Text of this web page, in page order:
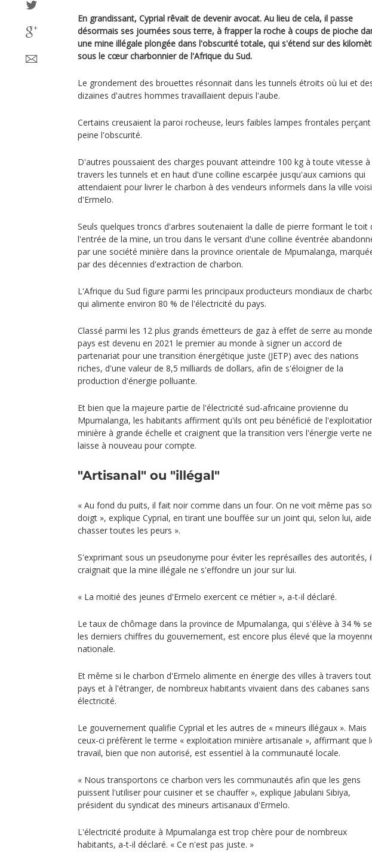
En grandissant, Cyprial rêvait de devenir avocat. Au lieu de cela, il passe
désormais ses journées sous terre, à frapper la roche à coups de pioche
une mine illégale plongée dans l'obscurité totale, qui s'étend sur des
sous le cœur charbonnier de l'Afrique du Sud.
Le grondement des brouettes résonnait dans les tunnels étroits où lui et
dizaines d'autres hommes travaillaient depuis l'aube.
Certains creusaient la paroi rocheuse, leurs faibles lampes frontales perçant
peine l'obscurité.
D'autres poussaient des charges pouvant atteindre 100 kg à toute vitesse à
travers les tunnels et en haut d'une colline escarpée jusqu'aux camions qui
attendaient pour livrer le charbon à des vendeurs informels dans la ville
d'Ermelo.
Seuls quelques troncs d'arbres soutenaient la dalle de pierre formant le toit
l'entrée de la mine, un trou dans le versant d'une colline éventrée
par une société minière dans la province orientale de Mpumalanga,
par des décennies d'extraction de charbon.
L'Afrique du Sud figure parmi les principaux producteurs mondiaux de
qui alimente environ 80 % de l'électricité du pays.
Classé parmi les 12 plus grands émetteurs de gaz à effet de serre au
pays est devenu en 2021 le premier au monde à signer un accord de
partenariat pour une transition énergétique juste (JETP) avec des nations
riches, d'une valeur de 8,5 milliards de dollars, afin de s'éloigner de la
production d'énergie polluante.
Et bien que la majeure partie de l'électricité sud-africaine provienne du
Mpumalanga, les habitants affirment qu'ils ont peu bénéficié de
minière à grande échelle et craignent que la transition vers l'énergie verte
laisse à nouveau pour compte.
"Artisanal" ou "illégal"
« Au fond du puits, il fait noir comme dans un four. On ne voit même pas
doigt », explique Cyprial, en tirant une bouffée sur un joint qui, selon lui,
chasser toutes les peurs ».
S'exprimant sous un pseudonyme pour éviter les représailles des autorités, il
craignait que la mine illégale ne s'effondre un jour sur lui.
« La moitié des jeunes d'Ermelo exercent ce métier », a-t-il déclaré.
Le taux de chômage dans la province de Mpumalanga, qui s'élève à 34 %
les derniers chiffres du gouvernement, est encore plus élevé que la
nationale.
Et même si le charbon d'Ermelo alimente en énergie des villes à travers
pays et à l'étranger, de nombreux habitants vivaient dans des cabanes sans
électricité.
Le gouvernement qualifie Cyprial et les autres de « mineurs illégaux ». Mais
ceux-ci préfèrent le terme « exploitation minière artisanale », affirmant que
travail, bien que non autorisé, est essentiel à la communauté locale.
« Nous transportons ce charbon vers les communautés afin que les gens
puissent l'utiliser pour cuisiner et se chauffer », explique Jabulani Sibiya,
président du syndicat des mineurs artisanaux d'Ermelo.
L'électricité produite à Mpumalanga est trop chère pour de nombreux
habitants, a-t-il déclaré. « Ce n'est pas juste. »